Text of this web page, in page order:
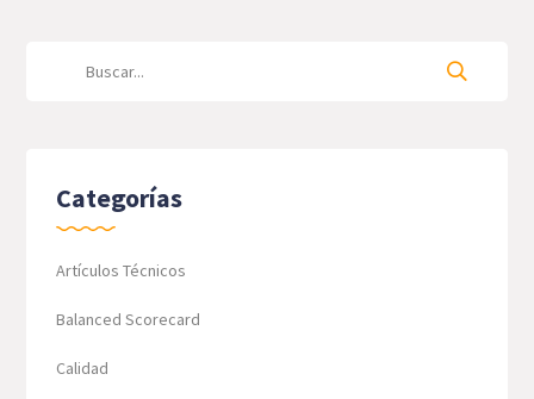
Categorías
Artículos Técnicos
Balanced Scorecard
Calidad